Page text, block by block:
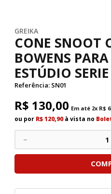
GREIKA
CONE SNOOT
BOWENS
ESTÚDIO
Referência: SN01
R$ 130,00 Em até 2x R$
ou por R$ 120,90à vista no
－